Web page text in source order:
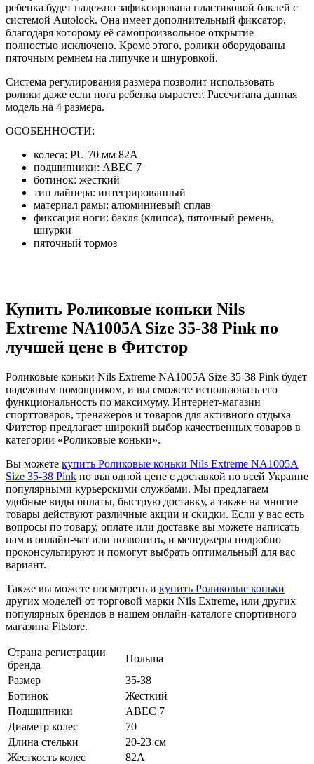
ребенка будет надежно зафиксирована пластиковой баклей с
системой Autolock. Она имеет дополнительный фиксатор,
благодаря которому её самопроизвольное открытие
полностью исключено. Кроме этого, ролики оборудованы
пяточным ремнем на липучке и шнуровкой.
Система регулирования размера позволит использовать
ролики даже если нога ребенка вырастет. Рассчитана данная
модель на 4 размера.
ОСОБЕННОСТИ:
колеса: PU 70 мм 82A
подшипники: ABEC 7
ботинок: жесткий
тип лайнера: интегрированный
материал рамы: алюминиевый сплав
фиксация ноги: бакля (клипса), пяточный ремень,
шнурки
пяточный тормоз
Купить Роликовые коньки Nils
Extreme NA1005A Size 35-38 Pink по
лучшей цене в Фитстор
Роликовые коньки Nils Extreme NA1005A Size 35-38 Pink будет
надежным помощником, и вы сможете использовать его
функциональность по максимуму. Интернет-магазин
спорттоваров, тренажеров и товаров для активного отдыха
Фитстор предлагает широкий выбор качественных товаров в
категории «Роликовые коньки».
Вы можете купить Роликовые коньки Nils Extreme NA1005A
Size 35-38 Pink по выгодной цене с доставкой по всей Украине
популярными курьерскими службами. Мы предлагаем
удобные виды оплаты, быструю доставку, а также на многие
товары действуют различные акции и скидки. Если у вас есть
вопросы по товару, оплате или доставке вы можете написать
нам в онлайн-чат или позвонить, и менеджеры подробно
проконсультируют и помогут выбрать оптимальный для вас
вариант.
Также вы можете посмотреть и купить Роликовые коньки
других моделей от торговой марки Nils Extreme, или других
популярных брендов в нашем онлайн-каталоге спортивного
магазина Fitstore.
Страна регистрации
бренда
Польша
Размер
35-38
Ботинок
Жесткий
Подшипники
ABEC 7
Диаметр колес
70
Длина стельки
20-23 см
Жесткость колес
82А